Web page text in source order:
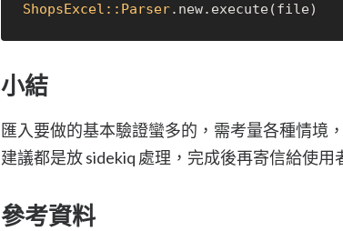
ShopsExcel::Parser
小結
匯入要做的基本驗證蠻多的，需考量各種情境
建議都是放 sidekiq 處理，完成後再寄信給使用
參考資料